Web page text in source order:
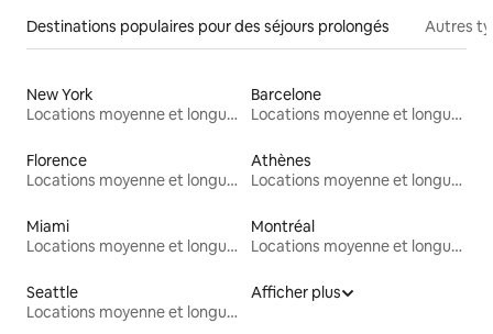
Destinations populaires pour des séjours prolongés Autres
New York
Locations moyenne et longue durée
Barcelone
Locations moyenne et longue durée
Florence
Locations moyenne et longue durée
Athènes
Locations moyenne et longue durée
Miami
Locations moyenne et longue durée
Montréal
Locations moyenne et longue durée
Seattle
Locations moyenne et longue durée
Afficher plus